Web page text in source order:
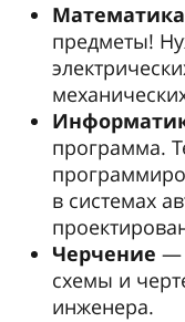
предметы!
программа.
в системах
Черчение —
схемы и
инженера.